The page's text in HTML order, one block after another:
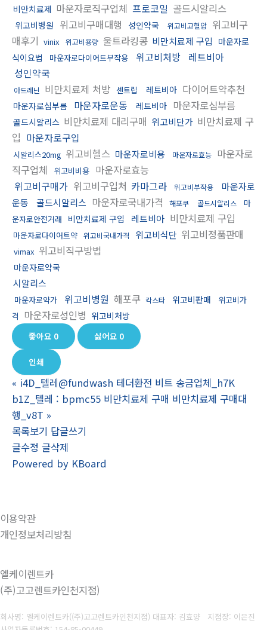
비만치료제 마운자로직구업체 프로코밀 골드시알리스
위고비병원 위고비구매대행 성인약국 위고비고혈압 위고비구
매후기 vinix 위고비용량 울트라킹콩 비만치료제 구입 마운자로
식이요법
마운자로다이어트부작용 위고비처방 레트비아
성인약국
아드레닌 비만치료제 처방 센트립 레트비아 다이어트약추천
마운자로심부름 마운자로운동 레트비아 마운자로심부름
골드시알리스 비만치료제 대리구매 위고비단가 비만치료제 구
입 마운자로구입
시알리스20mg 위고비헬스 마운자로비용 마운자로효능
마운자로
직구업체
위고비비용
마운자로효능
위고비구매가 위고비구입처 카마그라 위고비부작용
마운자로
운동
골드시알리스 마운자로국내가격 해포쿠 골드시알리스
마
운자로안전거래
비만치료제 구입 레트비아 비만치료제 구입
마운자로다이어트약 위고비국내가격 위고비식단 위고비정품판매
vimax 위고비직구방법
마운자로약국
시알리스
마운자로약가 위고비병원 해포쿠 칵스타 위고비판매
위고비가
격
마운자로성인병 위고비처방
좋아요 0 싫어요 0
인쇄
« i4D_텔레@fundwash 테더환전 비트 송금업체_h7K
b1Z_텔레 : bpmc55 비만치료제 구매 비만치료제 구매대
행_v8T »
목록보기 답글쓰기
글수정 글삭제
Powered by KBoard
이용약관
개인정보처리방침
엘케이렌트카
(주)고고렌트카인천지점)
회사명: 엘케이렌트카((주)고고렌트카인천지점) 대표자: 김효양 지점장: 이은진